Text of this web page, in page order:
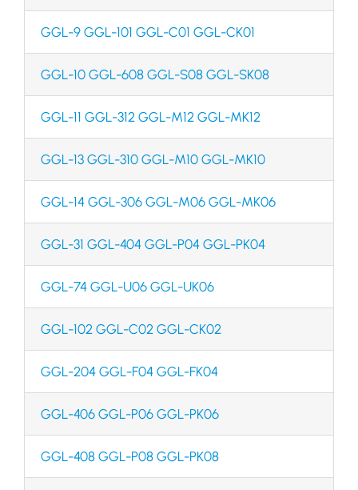
GGL-9 GGL-101 GGL-C01 GGL-CK01
GGL-10 GGL-608 GGL-S08 GGL-SK08
GGL-11 GGL-312 GGL-M12 GGL-MK12
GGL-13 GGL-310 GGL-M10 GGL-MK10
GGL-14 GGL-306 GGL-M06 GGL-MK06
GGL-31 GGL-404 GGL-P04 GGL-PK04
GGL-74 GGL-U06 GGL-UK06
GGL-102 GGL-C02 GGL-CK02
GGL-204 GGL-F04 GGL-FK04
GGL-406 GGL-P06 GGL-PK06
GGL-408 GGL-P08 GGL-PK08